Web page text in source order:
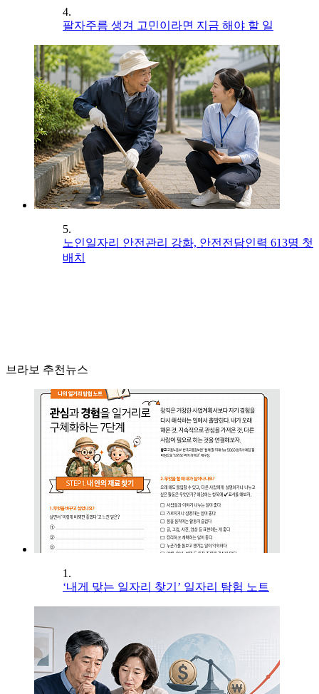
4.
팔자주름 생겨 고민이라면 지금 해야 할 일
5.
노인일자리 안전관리 강화, 안전전담인력 613명 첫
배치
브라보 추천뉴스
1.
‘내게 맞는 일자리 찾기’ 일자리 탐험 노트